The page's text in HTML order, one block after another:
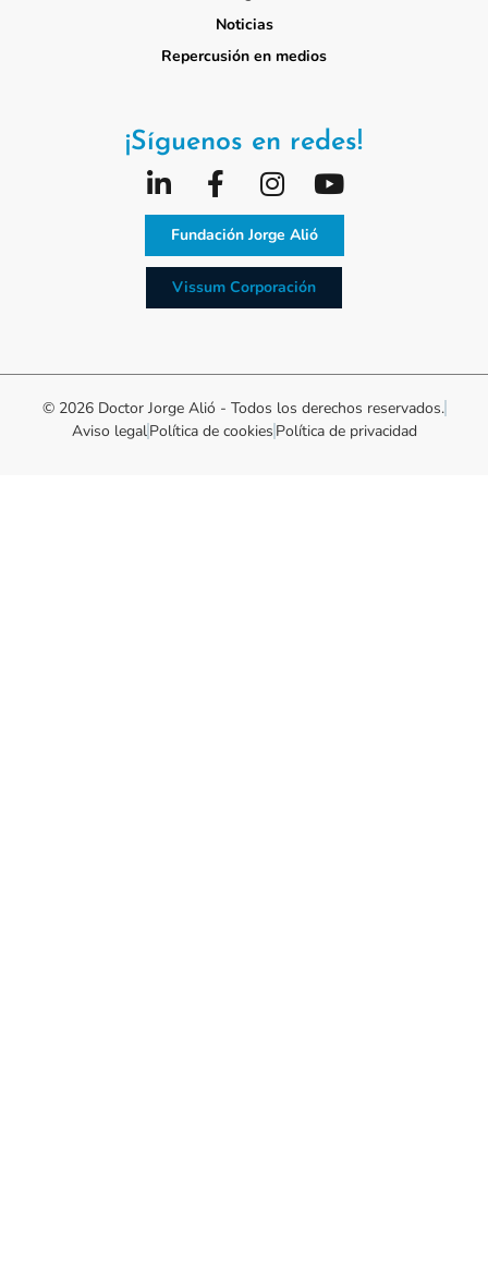
Noticias
Repercusión en medios
¡Síguenos en redes!
Fundación Jorge Alió
Vissum Corporación
© 2026 Doctor Jorge Alió - Todos los derechos reservados.
Aviso legalPolítica de cookies Política de privacidad